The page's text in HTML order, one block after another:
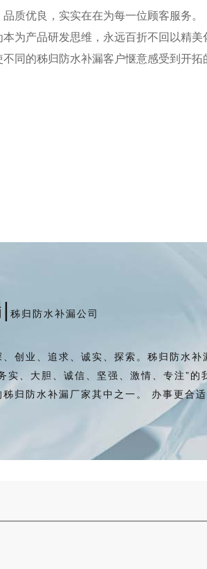
质优良，实实在在为每一位顾客服务。
产品研发思维，永远百折不回以精美
同的秭归防水补漏客户惬意感受到开拓
秭归防水补漏公司
业、追求、诚实、探索。秭归防水补
实、大胆、诚信、坚强、激情、专注”
归防水补漏厂家其中之一。 办事更合